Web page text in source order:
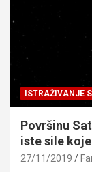
ISTRAŽIVANJE
Površinu
iste sile
27/11/2019